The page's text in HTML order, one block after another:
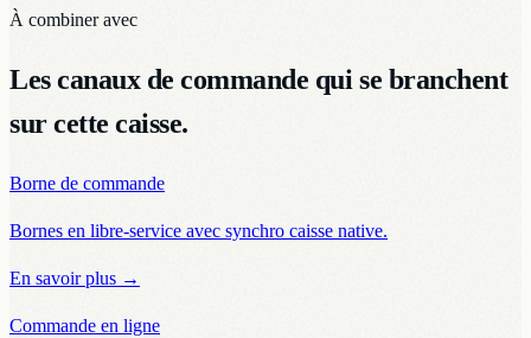
À combiner avec
Les canaux de commande qui se branchent
sur cette caisse.
Borne de commande
Bornes en libre-service avec synchro caisse native.
En savoir plus →
Commande en ligne